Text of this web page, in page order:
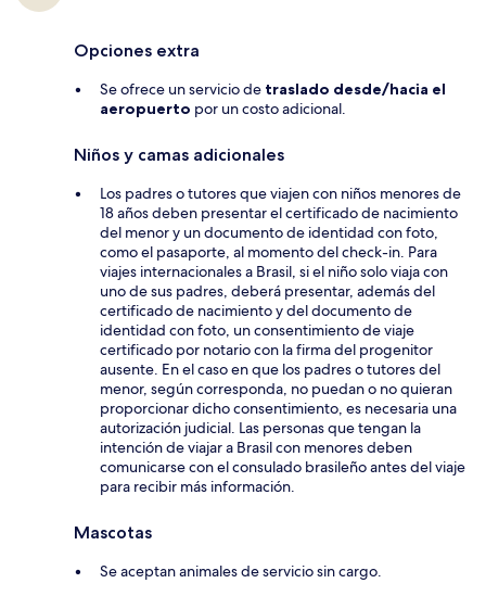
Opciones extra
Se ofrece un servicio de traslado desde/hacia el
aeropuerto por un costo adicional.
Niños y camas adicionales
Los padres o tutores que viajen con niños menores de
18 años deben presentar el certificado de nacimiento
del menor y un documento de identidad con foto,
como el pasaporte, al momento del check-in. Para
viajes internacionales a Brasil, si el niño solo viaja con
uno de sus padres, deberá presentar, además del
certificado de nacimiento y del documento de
identidad con foto, un consentimiento de viaje
certificado por notario con la firma del progenitor
ausente. En el caso en que los padres o tutores del
menor, según corresponda, no puedan o no quieran
proporcionar dicho consentimiento, es necesaria una
autorización judicial. Las personas que tengan la
intención de viajar a Brasil con menores deben
comunicarse con el consulado brasileño antes del viaje
para recibir más información.
Mascotas
Se aceptan animales de servicio sin cargo.